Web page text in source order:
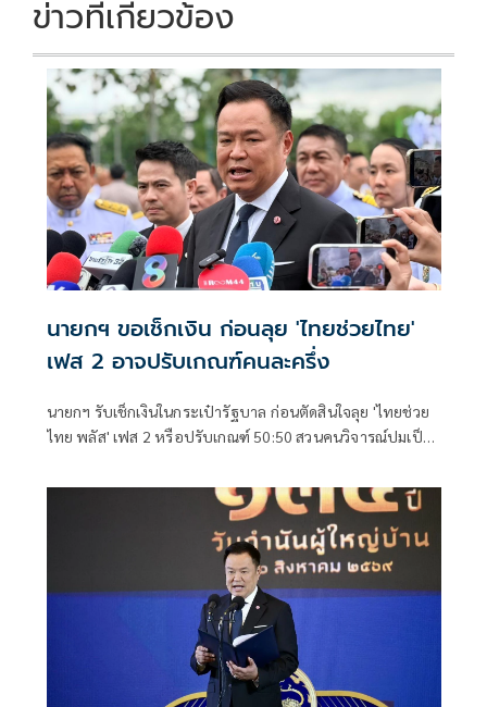
ข่าวที่เกี่ยวข้อง
นายกฯ ขอเช็กเงิน ก่อนลุย 'ไทยช่วยไทย'
เฟส 2 อาจปรับเกณฑ์คนละครึ่ง
นายกฯ รับเช็กเงินในกระเป๋ารัฐบาล ก่อนตัดสินใจลุย 'ไทยช่วย
ไทย พลัส' เฟส 2 หรือปรับเกณฑ์ 50:50 สวนคนวิจารณ์ปมเป็น
แข็งแรง